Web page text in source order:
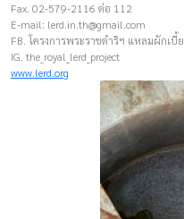
Fax. 02-579-2116 ต่อ 112
E-mail: lerd.in.th@gmail.com
FB. โครงการพระราชดำริฯ แหลมผักเบี้ย
IG. the_royal_lerd_project
www.lerd.org